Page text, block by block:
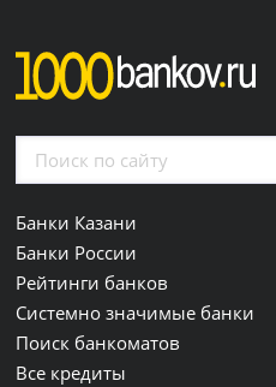
Банки Казани
Банки России
Рейтинги банков
Системно значимые банки
Поиск банкоматов
Все кредиты